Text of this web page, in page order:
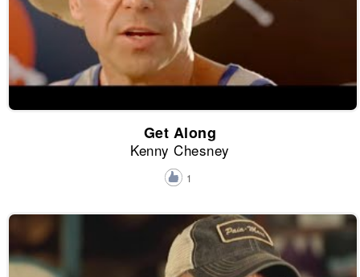
Get Along
Kenny Chesney
1